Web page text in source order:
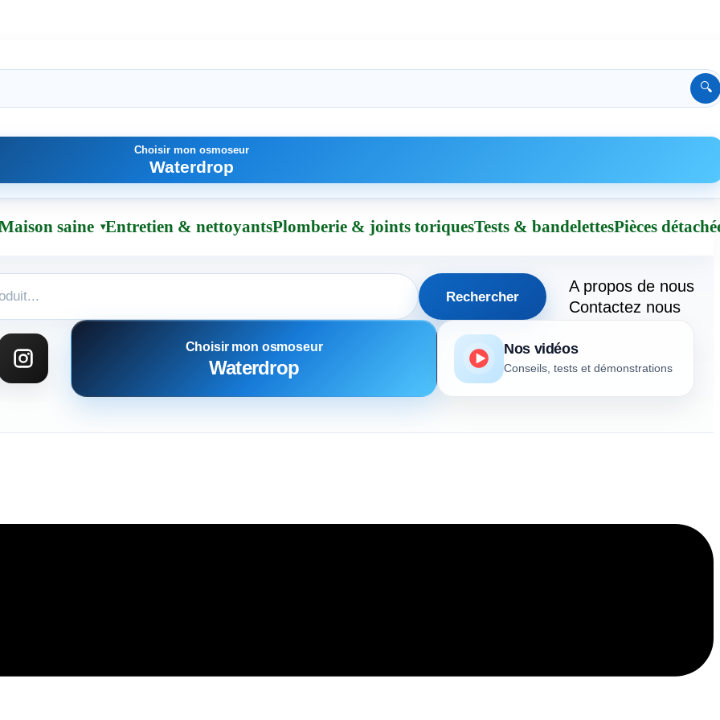
🔍
Choisir mon osmoseur
Waterdrop
saine Entretien & nettoyantsPlomberie & joints toriquesTests & bandelettesPièces
Rechercher
A propos de nous
Contactez nous
Choisir mon osmoseur
Waterdrop
Nos vidéos
Conseils, tests et démonstrations